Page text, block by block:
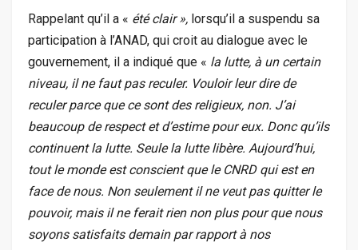
Rappelant qu’il a « été clair », lorsqu’il a suspendu sa
participation à l’ANAD, qui croit au dialogue avec le
gouvernement, il a indiqué que « la lutte, à un certain
niveau, il ne faut pas reculer. Vouloir leur dire de
reculer parce que ce sont des religieux, non. J’ai
beaucoup de respect et d’estime pour eux. Donc qu’ils
continuent la lutte. Seule la lutte libère. Aujourd’hui,
tout le monde est conscient que le CNRD qui est en
face de nous. Non seulement il ne veut pas quitter le
pouvoir, mais il ne ferait rien non plus pour que nous
soyons satisfaits demain par rapport à nos